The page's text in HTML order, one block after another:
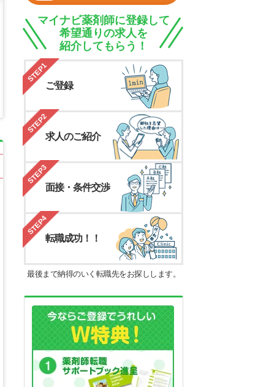
マイナビ薬剤師に登録して
希望通りの求人を
紹介してもらう！
STEP1
ご登録
STEP2
求人のご紹介
STEP3
面接・条件交渉
STEP4
転職成功！！
最後まで納得のいく転職先をお探しします。